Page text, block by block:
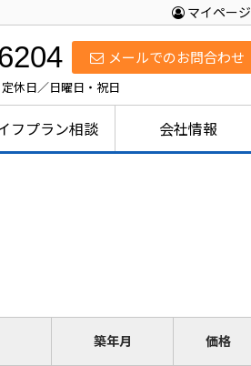
マイページ
メールでのお問合わせ
休日／日曜日・祝日
フプラン相談 会社情報
築年月 価格